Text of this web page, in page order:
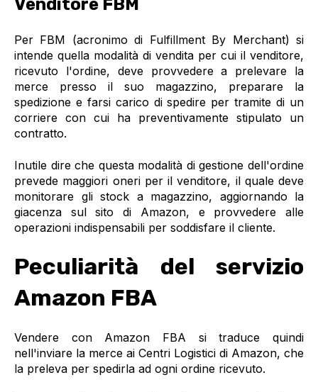
Venditore FBM
Per FBM (acronimo di Fulfillment By Merchant) si
intende quella modalità di vendita per cui il venditore,
ricevuto l'ordine, deve provvedere a prelevare la
merce presso il suo magazzino, preparare la
spedizione e farsi carico di spedire per tramite di un
corriere con cui ha preventivamente stipulato un
contratto.
Inutile dire che questa modalità di gestione dell'ordine
prevede maggiori oneri per il venditore, il quale deve
monitorare gli stock a magazzino, aggiornando la
giacenza sul sito di Amazon, e provvedere alle
operazioni indispensabili per soddisfare il cliente.
Peculiarità del servizio
Amazon FBA
Vendere con Amazon FBA si traduce quindi
nell'inviare la merce ai Centri Logistici di Amazon, che
la preleva per spedirla ad ogni ordine ricevuto.